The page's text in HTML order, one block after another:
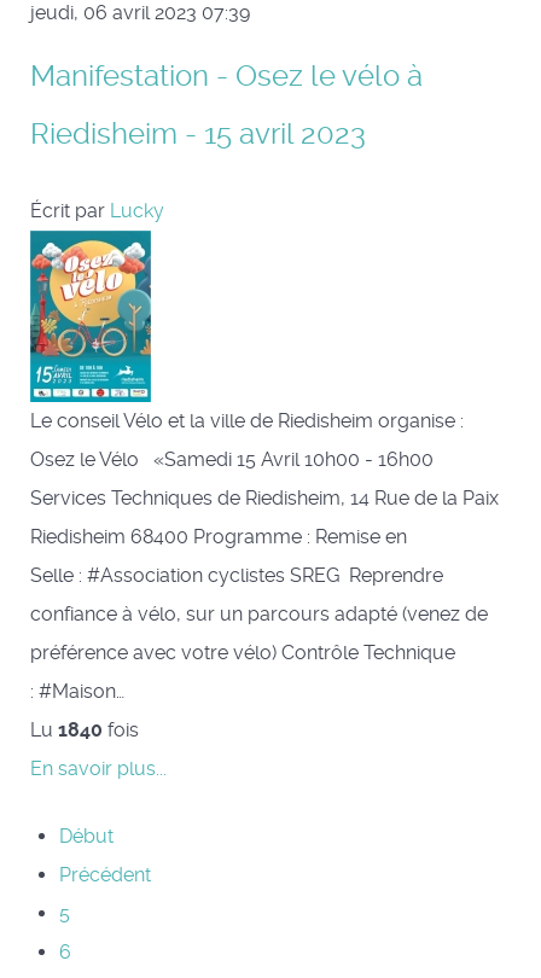
jeudi, 06 avril 2023 07:39
Manifestation - Osez le vélo à
Riedisheim - 15 avril 2023
Écrit par Lucky
Le conseil Vélo et la ville de Riedisheim organise :
Osez le Vélo «Samedi 15 Avril 10h00 - 16h00
Services Techniques de Riedisheim, 14 Rue de la Paix
Riedisheim 68400 Programme : Remise en
Selle : #Association cyclistes SREG Reprendre
confiance à vélo, sur un parcours adapté (venez de
préférence avec votre vélo) Contrôle Technique
: #Maison…
Lu 1840 fois
En savoir plus...
Début
Précédent
5
6